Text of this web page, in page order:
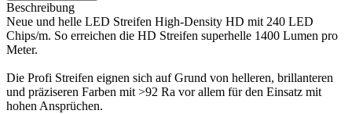
Beschreibung
Neue und helle LED Streifen High-Density HD mit 240 LED
Chips/m. So erreichen die HD Streifen superhelle 1400 Lumen pro
Meter.
Die Profi Streifen eignen sich auf Grund von helleren, brillanteren
und präziseren Farben mit >92 Ra vor allem für den Einsatz mit
hohen Ansprüchen.